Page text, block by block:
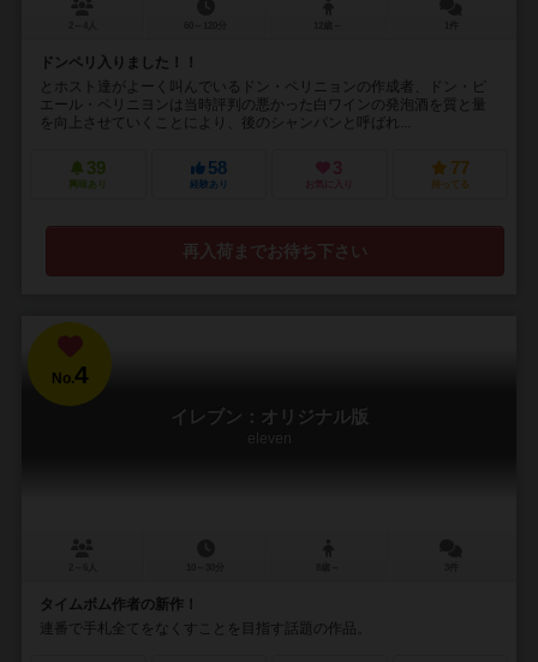
ドンペリ入りました！！
とホスト達がよーく叫んでいるドン・ペリニョンの作成者、ドン・ピ
エール・ペリニヨンは当時評判の悪かった白ワインの発泡酒を質と量
を向上させていくことにより、後のシャンパンと呼ばれ...
39
興味あり
58
経験あり
3
お気に入り
77
持ってる
再入荷までお待ち下さい
No.4
イレブン：オリジナル版
eleven
タイムボム作者の新作！
連番で手札全てをなくすことを目指す話題の作品。